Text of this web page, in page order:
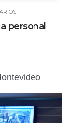
personal